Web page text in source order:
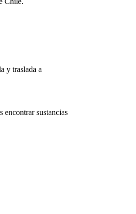
y traslada a
encontrar sustancias